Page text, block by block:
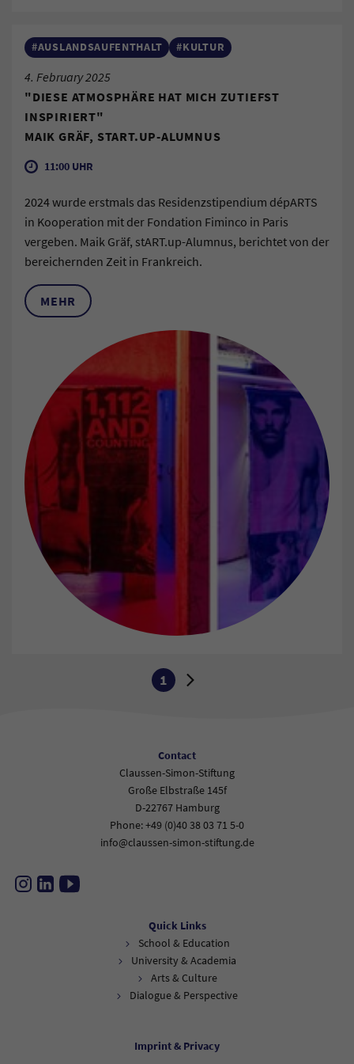
#AUSLANDSAUFENTHALT #KULTUR
4. February 2025
"DIESE ATMOSPHÄRE HAT MICH ZUTIEFST
INSPIRIERT"
MAIK GRÄF, START.UP-ALUMNUS
11:00 UHR
2024 wurde erstmals das Residenzstipendium dépARTS
in Kooperation mit der Fondation Fiminco in Paris
vergeben. Maik Gräf, stART.up-Alumnus, berichtet von der
bereichernden Zeit in Frankreich.
MEHR
Wechseln Sie zur nächsten oder vorherigen Seite:
Aktuelle Seite:
1
Zur nächsten Seite
Contact
Claussen-Simon-Stiftung
Große Elbstraße 145f
D-22767 Hamburg
Phone: +49 (0)40 38 03 71 5-0
info@claussen-simon-stiftung.de
Quick Links
School & Education
University & Academia
Arts & Culture
Dialogue & Perspective
Imprint & Privacy